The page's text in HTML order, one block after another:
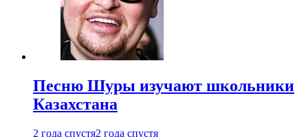
Песню Шуры изучают школьники
Казахстана
2 года спустя2 года спустя